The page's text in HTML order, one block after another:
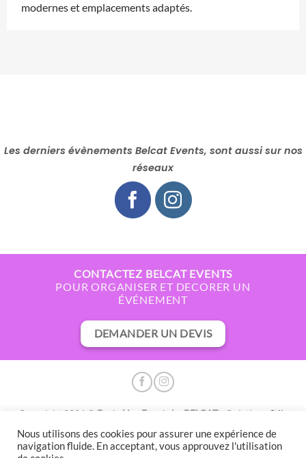
modernes et emplacements adaptés.
Les derniers évènements Belcat Events, sont aussi sur nos
réseaux
CONTACTEZ BELCAT EVENTS
POUR ORGANISER ET DECORER UN
ÉVÉNEMENT
DEMANDER UN DEVIS
Copyright 2026 © Party Live Events by BELCAT- Création : Stile
Libero - RC 20P09555 - TVA Int. FR55000148683
Nous utilisons des cookies pour assurer une expérience de
navigation fluide. En acceptant, vous approuvez l'utilisation
CHATY